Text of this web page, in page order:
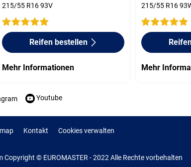
215/55 R16 93V
Reifen bestellen
Mehr Informationen
215/55 R16
Mehr
Youtube
Kontakt Cookies verwalten
© EUROMASTER - 2022 Alle Rechte vorbehalten